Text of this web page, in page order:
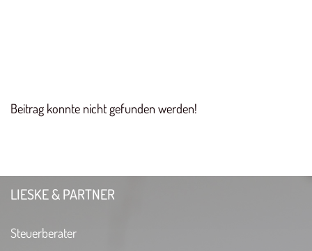
Beitrag konnte nicht gefunden werden!
LIESKE & PARTNER
Steuerberater